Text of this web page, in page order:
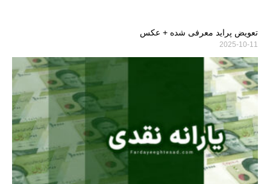
تعویض پراید معرفی شده + عکس
2025-10-11